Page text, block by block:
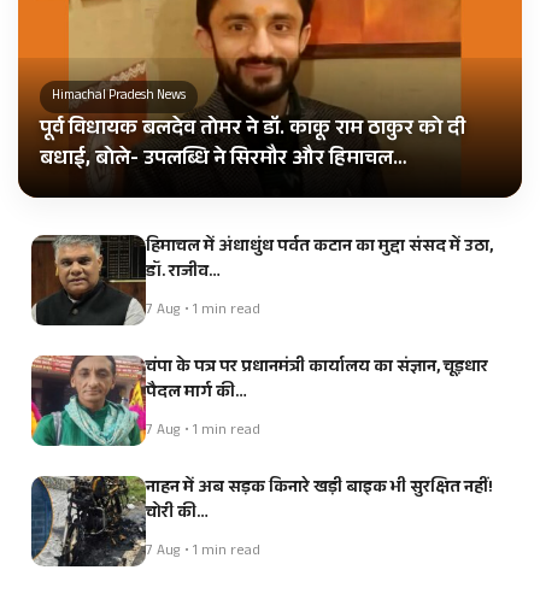
Himachal Pradesh News
पूर्व विधायक बलदेव तोमर ने डॉ. काकू राम ठाकुर को दी
बधाई, बोले- उपलब्धि ने सिरमौर और हिमाचल…
हिमाचल में अंधाधुंध पर्वत कटान का मुद्दा संसद में उठा,
डॉ. राजीव…
7 Aug • 1 min read
चंपा के पत्र पर प्रधानमंत्री कार्यालय का संज्ञान, चूड़धार
पैदल मार्ग की…
7 Aug • 1 min read
नाहन में अब सड़क किनारे खड़ी बाइक भी सुरक्षित नहीं!
चोरी की…
7 Aug • 1 min read